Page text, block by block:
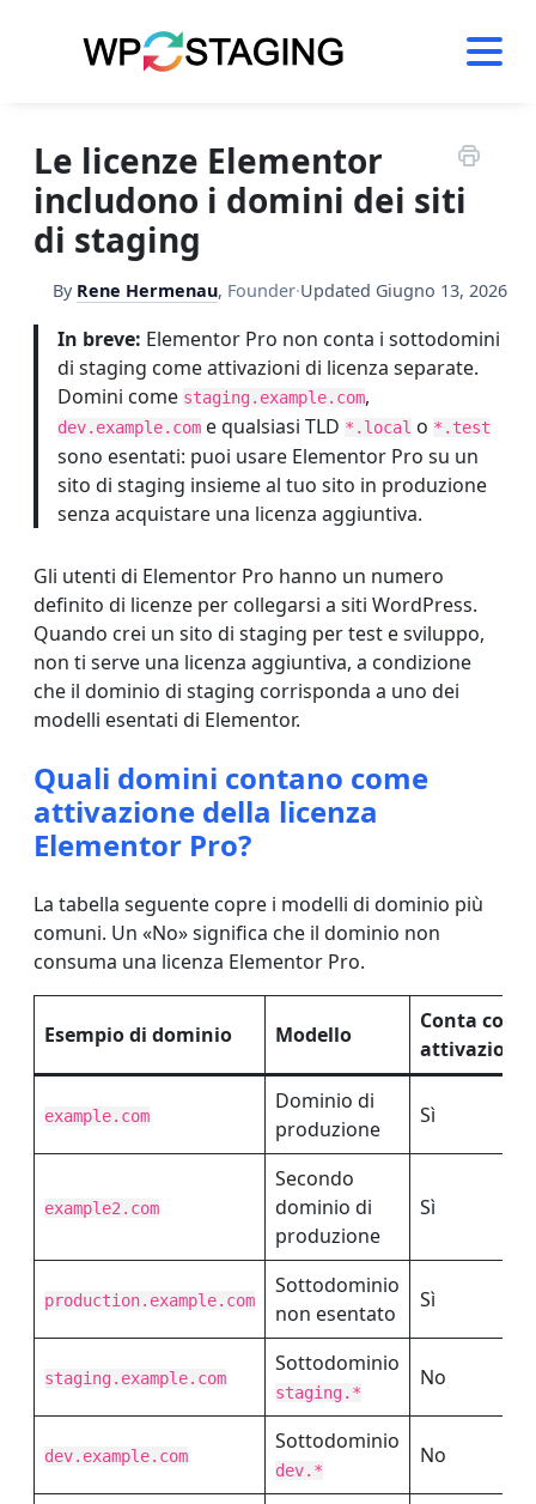
Le licenze Elementor
includono i domini dei siti
di staging
By Rene Hermenau, Founder·Updated Giugno 13, 2026
In breve: Elementor Pro non conta i sottodomini
di staging come attivazioni di licenza separate.
Domini come staging.example.com,
dev.example.com e qualsiasi TLD *.local o *.test
sono esentati: puoi usare Elementor Pro su un
sito di staging insieme al tuo sito in produzione
senza acquistare una licenza aggiuntiva.
Gli utenti di Elementor Pro hanno un numero
definito di licenze per collegarsi a siti WordPress.
Quando crei un sito di staging per test e sviluppo,
non ti serve una licenza aggiuntiva, a condizione
che il dominio di staging corrisponda a uno dei
modelli esentati di Elementor.
Quali domini contano come
attivazione della licenza
Elementor Pro?
La tabella seguente copre i modelli di dominio più
comuni. Un «No» significa che il dominio non
consuma una licenza Elementor Pro.
Esempio di dominio Modello
Conta come
example.com
Dominio di
produzione
Sì
example2.com
Secondo
dominio di
produzione
Sì
production.example.com
Sottodominio
non esentato
Sì
staging.example.com
Sottodominio
staging.*
No
dev.example.com
Sottodominio
dev.*
No